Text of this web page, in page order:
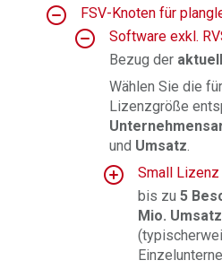
FSV-Knoten für
Software exkl.
Bezug der
Wählen Sie die
Lizenzgröße
und Umsatz.
Small Lizenz
bis zu5
Mio. Umsatz